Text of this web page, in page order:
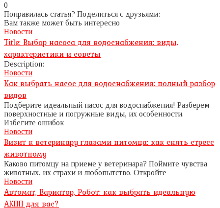
0
Понравилась статья? Поделиться с друзьями:
Вам также может быть интересно
Новости
Title: Выбор насоса для водоснабжения: виды,
характеристики и советы
Description:
Новости
Как выбрать насос для водоснабжения: полный разбор
видов
Подберите идеальный насос для водоснабжения! Разберем
поверхностные и погружные виды, их особенности.
Избегите ошибок
Новости
Визит к ветеринару глазами питомца: как снять стресс
животному
Каково питомцу на приеме у ветеринара? Поймите чувства
животных, их страхи и любопытство. Откройте
Новости
Автомат, Вариатор, Робот: как выбрать идеальную
АКПП для вас?